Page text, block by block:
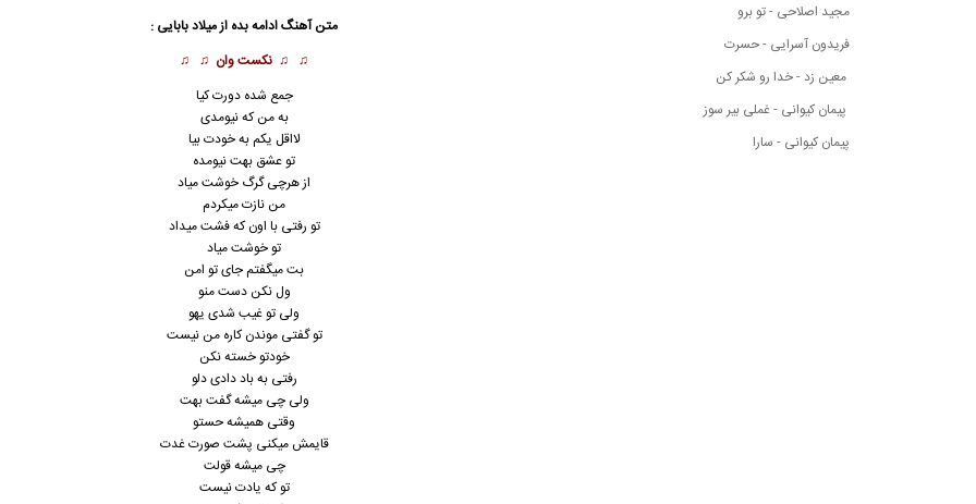
مجید اصلاحی - تو برو
فریدون آسرایی - حسرت
معین زد - خدا رو شکر کن
پیمان کیوانی - غملی بیر سوز
پیمان کیوانی - سارا
متن آهنگ ادامه بده ازمیلاد بابایی :
♫ ♫ نکست وان ♫ ♫
جمع شده دورت کیا
به من که نیومدی
لااقل یکم به خودت بیا
تو عشق بهت نیومده
از هرچی گرگ خوشت میاد
من نازت میکردم
تو رفتی با اون که فشت میداد
تو خوشت میاد
بت میگفتم جای تو امن
ول نکن دست منو
ولی تو غیب شدی یهو
تو گفتی موندن کاره من نیست
خودتو خسته نکن
رفتی به باد دادی دلو
ولی چی میشه گفت بهت
وقتی همیشه حستو
قایمش میکنی پشت صورت غدت
چی میشه قولت
تو که یادت نیست